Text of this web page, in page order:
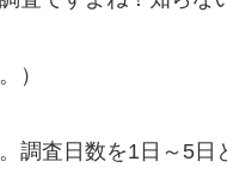
）
調査日数を1日～5日